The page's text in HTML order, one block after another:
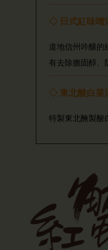
◇ 日式紅味噌
道地信州吟釀的
有去除膽固醇、
◇ 東北酸白菜
特製東北醃製酸